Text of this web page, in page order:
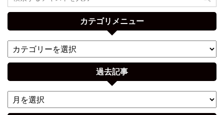
カテゴリメニュー
過去記事